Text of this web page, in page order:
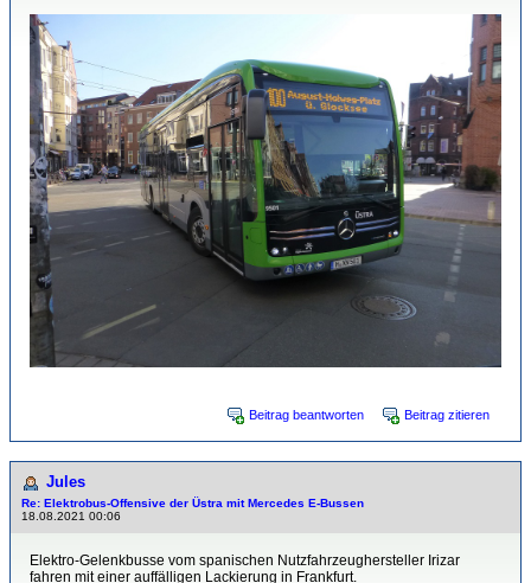
Beitrag beantworten Beitrag zitieren
Jules
Re: Elektrobus-Offensive der Üstra mit Mercedes E-Bussen
18.08.2021 00:06
Elektro-Gelenkbusse vom spanischen Nutzfahrzeughersteller Irizar
fahren mit einer auffälligen Lackierung in Frankfurt.